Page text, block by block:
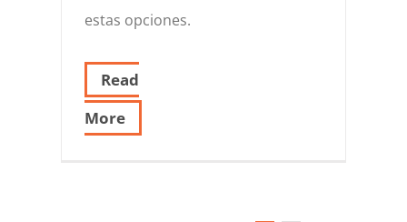
estas opciones.
Read
More